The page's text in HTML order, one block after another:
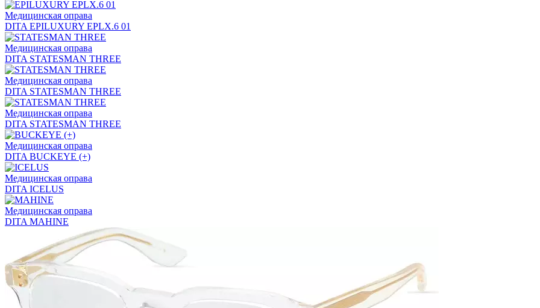
Медицинская оправа
DITA EPILUXURY EPLX.6 01
Медицинская оправа
DITA STATESMAN THREE
Медицинская оправа
DITA STATESMAN THREE
Медицинская оправа
DITA STATESMAN THREE
Медицинская оправа
DITA BUCKEYE (+)
Медицинская оправа
DITA ICELUS
Медицинская оправа
DITA MAHINE